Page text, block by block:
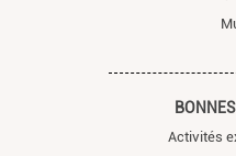
Activités